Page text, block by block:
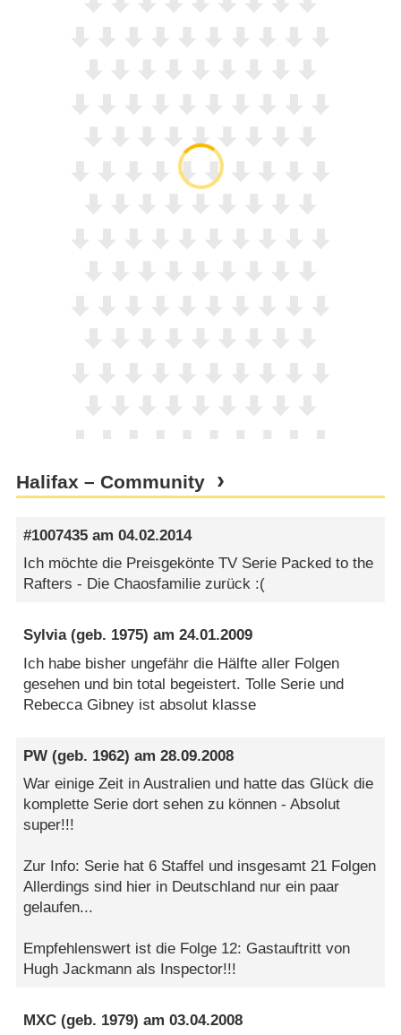
Halifax – Community
#1007435 am04.02.2014
Ich möchte die Preisgekönte TV Serie Packed to the
Rafters - Die Chaosfamilie zurück :(
Sylvia(geb. 1975) am24.01.2009
Ich habe bisher ungefähr die Hälfte aller Folgen
gesehen und bin total begeistert. Tolle Serie und
Rebecca Gibney ist absolut klasse
PW (geb. 1962) am28.09.2008
War einige Zeit in Australien und hatte das Glück die
komplette Serie dort sehen zu können - Absolut
super!!!
Zur Info: Serie hat 6 Staffel und insgesamt 21 Folgen
Allerdings sind hier in Deutschland nur ein paar
gelaufen...
Empfehlenswert ist die Folge 12: Gastauftritt von
Hugh Jackmann als Inspector!!!
MXC (geb. 1979) am03.04.2008